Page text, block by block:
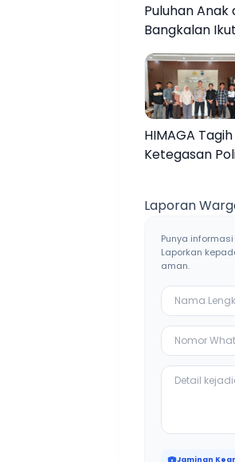
Puluhan Anak
Bangkalan
Lomba
Bertema
Keluarga
HIMAGA Tagih
Ketegasan
Galis
Laporan
Punya
Laporkan
aman.
Jaminan